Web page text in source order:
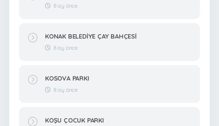
8 ay önce
KONAK BELEDİYE ÇAY BAHÇESİ
8 ay önce
KOSOVA PARKI
8 ay önce
KOŞU ÇOCUK PARKI